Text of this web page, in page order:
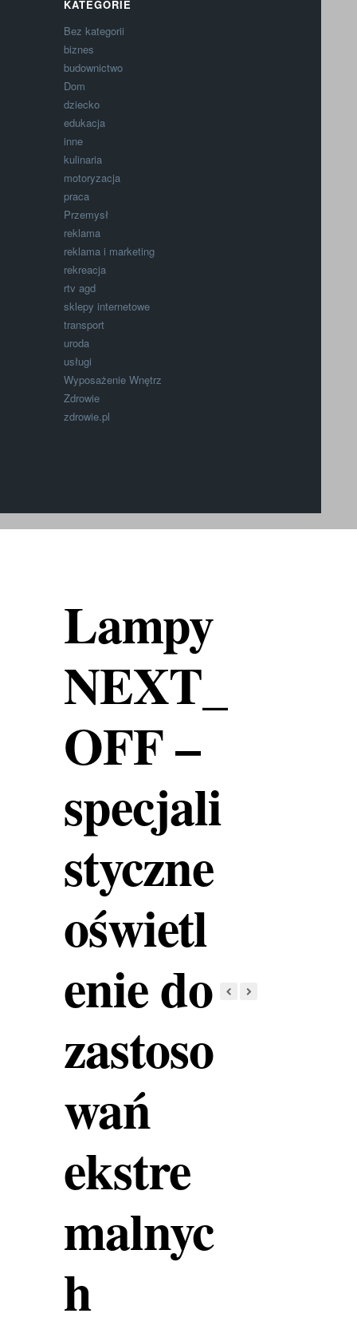
KATEGORIE
Bez kategorii
biznes
budownictwo
Dom
dziecko
edukacja
inne
kulinaria
motoryzacja
praca
Przemysł
reklama
reklama i marketing
rekreacja
rtv agd
sklepy internetowe
transport
uroda
usługi
Wyposażenie Wnętrz
Zdrowie
zdrowie.pl
Lampy
NEXT_
OFF –
specjali
styczne
oświetl
enie do
zastoso
wań
ekstre
malnyc
h